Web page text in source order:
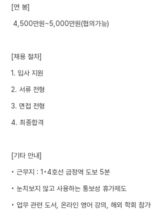
[연 봉]
4,500만원~5,000만원(협의가능)
[채용 절차]
1. 입사 지원
2. 서류 전형
3. 면접 전형
4. 최종합격
[기타 안내]
• 근무지 : 1•4호선 금정역 도보 5분
• 눈치보지 않고 사용하는 통보성 휴가제도
• 업무 관련 도서, 온라인 영어 강의, 해외 학회 참